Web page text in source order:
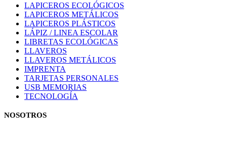
LAPICEROS ECOLÓGICOS
LAPICEROS METÁLICOS
LAPICEROS PLÁSTICOS
LÁPIZ / LINEA ESCOLAR
LIBRETAS ECOLÓGICAS
LLAVEROS
LLAVEROS METÁLICOS
IMPRENTA
TARJETAS PERSONALES
USB MEMORIAS
TECNOLOGÍA
NOSOTROS